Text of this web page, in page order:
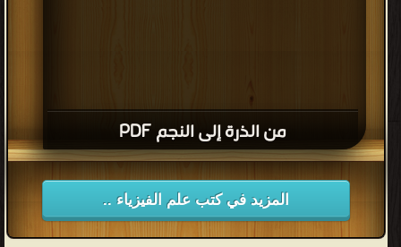
من الذرة إلى النجم PDF
المزيد في كتب علم الفيزياء ..